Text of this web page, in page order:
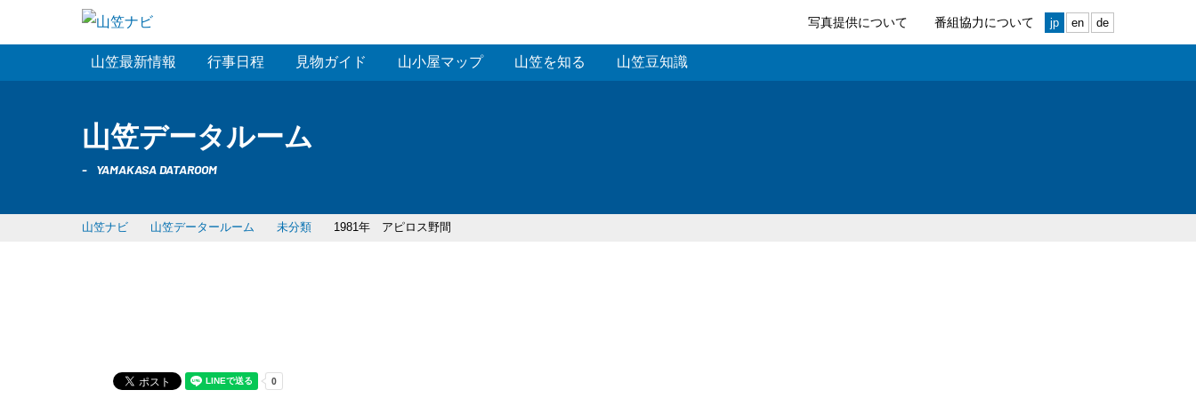
写真提供について 番組協力について jp en de
山笠最新情報 行事日程 見物ガイド 山小屋マップ 山笠を知る 山笠豆知識
山笠データルーム
YAMAKASA DATAROOM
山笠ナビ 山笠データールーム 未分類 1981年 アピロス野間